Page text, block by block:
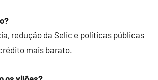
redução da Selic e políticas públicas
mais barato.